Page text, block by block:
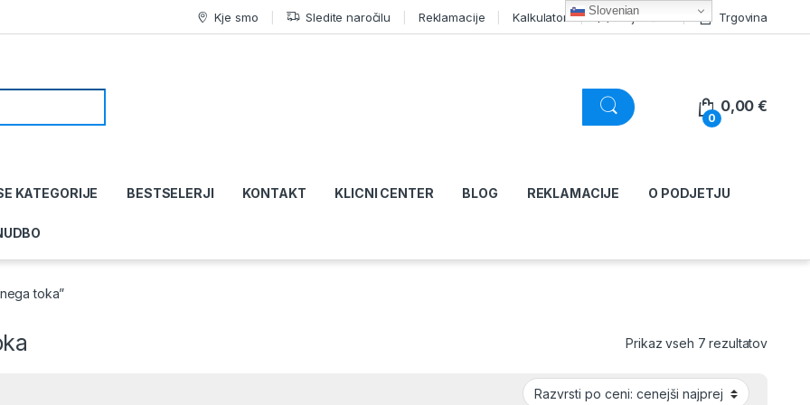
Kje smo Sledite naročilu Reklamacije Kalkulator Moj račun Trgovina
0
0,00€
KATEGORIJE BESTSELERJI KONTAKT KLICNI CENTER BLOG REKLAMACIJE O PODJETJU
toka”
Prikaz vseh 7 rezultatov
Slovenian